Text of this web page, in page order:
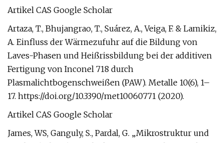
Artikel CAS Google Scholar
Artaza, T., Bhujangrao, T., Suárez, A., Veiga, F. & Lamikiz,
A. Einfluss der Wärmezufuhr auf die Bildung von
Laves-Phasen und Heißrissbildung bei der additiven
Fertigung von Inconel 718 durch
Plasmalichtbogenschweißen (PAW). Metalle 10(6), 1–
17. https://doi.org/10.3390/met10060771 (2020).
Artikel CAS Google Scholar
James, WS, Ganguly, S., Pardal, G. „Mikrostruktur und